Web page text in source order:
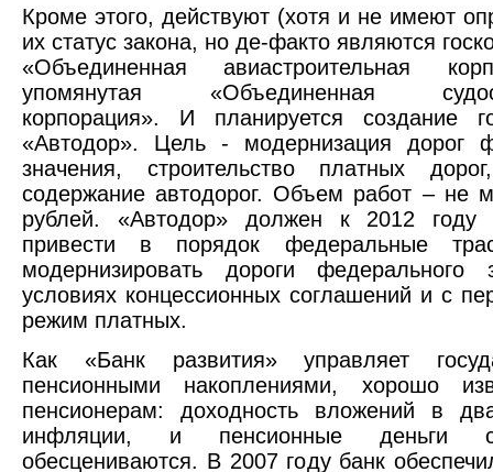
Кроме этого, действуют (хотя и не имеют
их статус закона, но де-факто являются
«Объединенная авиастроительная
упомянутая «Объединенная
корпорация». И планируется создание
«Автодор». Цель - модернизация дорог
значения, строительство платных
содержание автодорог. Объем работ – не
рублей. «Автодор» должен к 2012 году
привести в порядок федеральные
модернизировать дороги федерального
условиях концессионных соглашений и с
режим платных.
Как «Банк развития» управляет
пенсионными накоплениями, хорошо
пенсионерам: доходность вложений в
инфляции, и пенсионные деньги
обесцениваются. В 2007 году банк